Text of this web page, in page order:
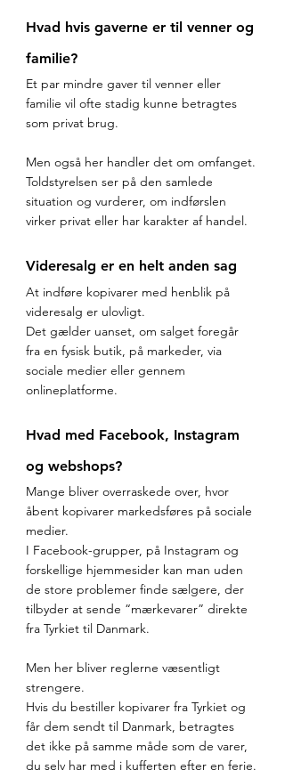
Hvad hvis gaverne er til venner og
familie?
Et par mindre gaver til venner eller
familie vil ofte stadig kunne betragtes
som privat brug.
Men også her handler det om omfanget.
Toldstyrelsen ser på den samlede
situation og vurderer, om indførslen
virker privat eller har karakter af handel.
Videresalg er en helt anden sag
At indføre kopivarer med henblik på
videresalg er ulovligt.
Det gælder uanset, om salget foregår
fra en fysisk butik, på markeder, via
sociale medier eller gennem
onlineplatforme.
Hvad med Facebook, Instagram
og webshops?
Mange bliver overraskede over, hvor
åbent kopivarer markedsføres på sociale
medier.
I Facebook-grupper, på Instagram og
forskellige hjemmesider kan man uden
de store problemer finde sælgere, der
tilbyder at sende “mærkevarer” direkte
fra Tyrkiet til Danmark.
Men her bliver reglerne væsentligt
strengere.
Hvis du bestiller kopivarer fra Tyrkiet og
får dem sendt til Danmark, betragtes
det ikke på samme måde som de varer,
du selv har med i kufferten efter en ferie.